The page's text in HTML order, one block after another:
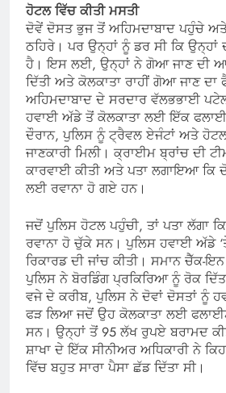
ਹੋਟਲ ਵਿੱਚ ਕੀਤੀ ਮਸਤੀ
ਦੋਵੇਂ ਦੋਸਤ ਭੁਜ ਤੋਂ ਅਹਿਮਦਾਬਾਦ ਪਹੁੰਚੇ
ਠਹਿਰੇ। ਪਰ ਉਨ੍ਹਾਂ ਨੂੰ ਡਰ ਸੀ ਕਿ ਉਨ੍ਹਾਂ
ਹੈ। ਇਸ ਲਈ, ਉਨ੍ਹਾਂ ਨੇ ਗੋਆ ਜਾਣ ਦੀ
ਦਿੱਤੀ ਅਤੇ ਕੋਲਕਾਤਾ ਰਾਹੀਂ ਗੋਆ ਜਾਣ ਦਾ
ਅਹਿਮਦਾਬਾਦ ਦੇ ਸਰਦਾਰ ਵੱਲਭਭਾਈ
ਹਵਾਈ ਅੱਡੇ ਤੋਂ ਕੋਲਕਾਤਾ ਲਈ ਇੱਕ
ਦੌਰਾਨ, ਪੁਲਿਸ ਨੂੰ ਟ੍ਰੈਵਲ ਏਜੰਟਾਂ ਅਤੇ
ਜਾਣਕਾਰੀ ਮਿਲੀ। ਕ੍ਰਾਈਮ ਬ੍ਰਾਂਚ ਦੀ
ਕਾਰਵਾਈ ਕੀਤੀ ਅਤੇ ਪਤਾ ਲਗਾਇਆ
ਲਈ ਰਵਾਨਾ ਹੋ ਗਏ ਹਨ।
ਜਦੋਂ ਪੁਲਿਸ ਹੋਟਲ ਪਹੁੰਚੀ, ਤਾਂ ਪਤਾ ਲੱਗਾ
ਰਵਾਨਾ ਹੋ ਚੁੱਕੇ ਸਨ। ਪੁਲਿਸ ਹਵਾਈ ਅੱਡੇ
ਰਿਕਾਰਡ ਦੀ ਜਾਂਚ ਕੀਤੀ। ਸਮਾਨ ਚੈੱਕ-
ਪੁਲਿਸ ਨੇ ਬੋਰਡਿੰਗ ਪ੍ਰਕਿਰਿਆ ਨੂੰ ਰੋਕ
ਵਜੇ ਦੇ ਕਰੀਬ, ਪੁਲਿਸ ਨੇ ਦੋਵਾਂ ਦੋਸਤਾਂ ਨੂੰ
ਫੜ ਲਿਆ ਜਦੋਂ ਉਹ ਕੋਲਕਾਤਾ ਲਈ
ਸਨ। ਉਨ੍ਹਾਂ ਤੋਂ 95 ਲੱਖ ਰੁਪਏ ਬਰਾਮਦ
ਸ਼ਾਖਾ ਦੇ ਇੱਕ ਸੀਨੀਅਰ ਅਧਿਕਾਰੀ ਨੇ
ਵਿੱਚ ਬਹੁਤ ਸਾਰਾ ਪੈਸਾ ਛੱਡ ਦਿੱਤਾ ਸੀ।